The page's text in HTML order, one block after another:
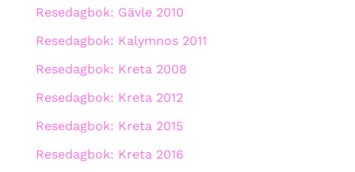
Resedagbok: Gävle 2010
Resedagbok: Kalymnos 2011
Resedagbok: Kreta 2008
Resedagbok: Kreta 2012
Resedagbok: Kreta 2015
Resedagbok: Kreta 2016